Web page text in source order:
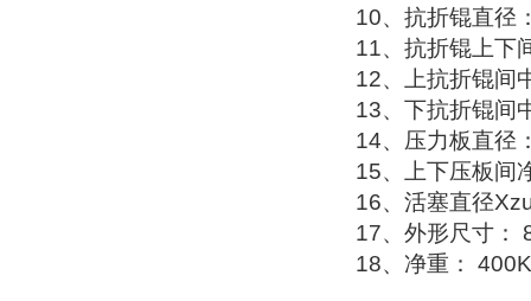
10、抗折锟直径
11、抗折锟上下
12、上抗折锟间
13、下抗折锟间
14、压力板直径
15、上下压板间
16、活塞直径X
17、外形尺寸：
18、净重：